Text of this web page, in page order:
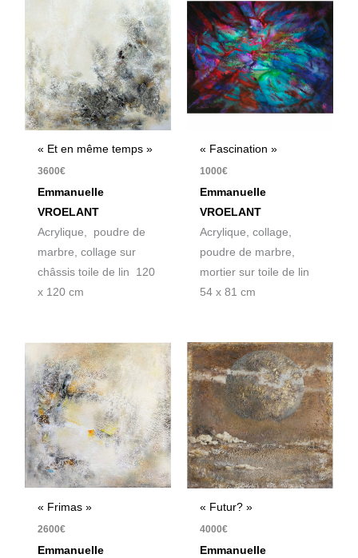
« Et en même temps »
3600€
Emmanuelle
VROELANT
Acrylique, poudre de
marbre, collage sur
châssis toile de lin 120
x 120 cm
« Fascination »
1000€
Emmanuelle
VROELANT
Acrylique, collage,
poudre de marbre,
mortier sur toile de lin
54 x 81 cm
« Frimas »
2600€
Emmanuelle
« Futur? »
4000€
Emmanuelle